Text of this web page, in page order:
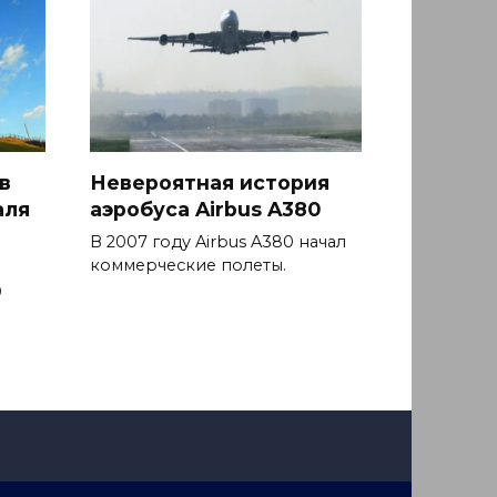
Невероятная история
аэробуса Airbus A380
В 2007 году Airbus A380 начал
коммерческие полеты.